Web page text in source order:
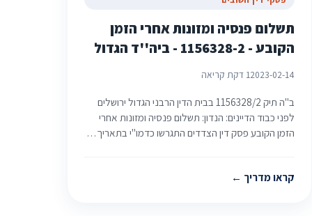
תשלום פנסיה ומזונות אחרי הזמן
הקובע - 1156328-2 - ביה''ד הגדול
2023-02-141 דקת קריאה
ב"ה תיק ‏1156328/2 בבית הדין הרבני הגדול ירושלים
לפני כבוד הדיינים: הנדון: תשלום פנסיה ומזונות אחרי
הזמן הקובע פסק דין הצדדים התגרשו כדמו"י בתאריך…
קראו מדריך